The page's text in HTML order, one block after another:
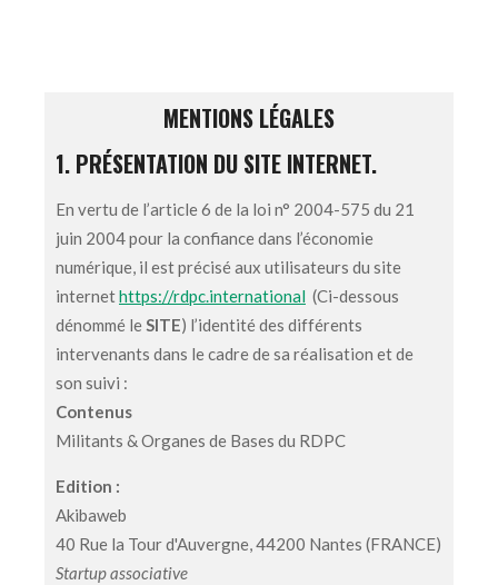
MENTIONS LÉGALES
1. PRÉSENTATION DU SITE INTERNET.
En vertu de l’article 6 de la loi n° 2004-575 du 21
juin 2004 pour la confiance dans l’économie
numérique, il est précisé aux utilisateurs du site
internethttps://rdpc.international (Ci-dessous
dénommé leSITE) l’identité des différents
intervenants dans le cadre de sa réalisation et de
son suivi :
Contenus
Militants & Organes de Bases du RDPC
Edition :
Akibaweb
40 Rue la Tour d'Auvergne, 44200 Nantes (FRANCE)
Startup associative